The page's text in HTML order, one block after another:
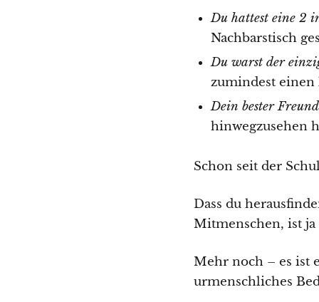
Du hattest eine 2
Nachbarstisch
Du warst der
zumindest
Dein bester
hinwegzusehen
Schon seit der
Dass du
Mitmenschen, ist
Mehr noch – es ist
urmenschliches